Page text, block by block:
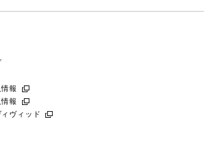
報
報
ヴィッド